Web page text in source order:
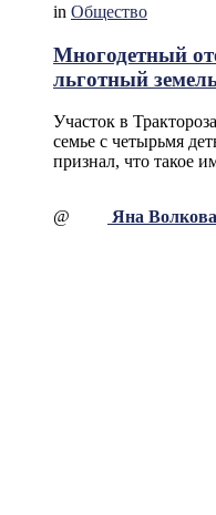
in Общество
Многодетный
льготный
Участок в
семье с четырьмя
признал, что такое
@ Яна Волкова